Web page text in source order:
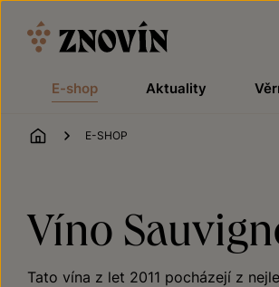
E-shop Aktuality
ÚVOD
E-SHOP
Víno
Tato vína z let 2011 pocházejí z